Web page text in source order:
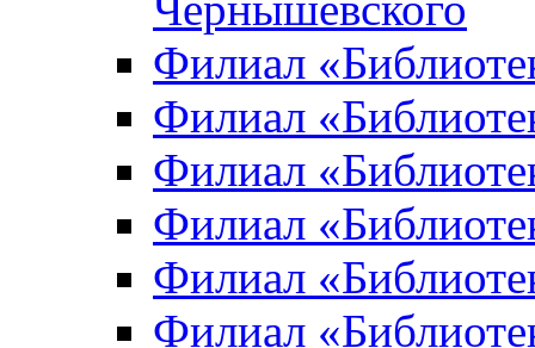
Филиал
Филиал
Филиал
Филиал
Филиал
Филиал